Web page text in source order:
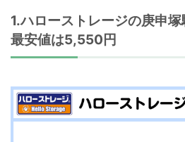
1.ハローストレージの庚申
最安値は5,550円